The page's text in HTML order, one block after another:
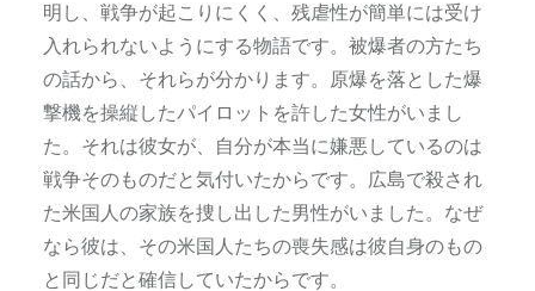
明し、戦争が起こりにくく、残虐性が簡単には受け
入れられないようにする物語です。被爆者の方たち
の話から、それらが分かります。原爆を落とした爆
撃機を操縦したパイロットを許した女性がいまし
た。それは彼女が、自分が本当に嫌悪しているのは
戦争そのものだと気付いたからです。広島で殺され
た米国人の家族を捜し出した男性がいました。なぜ
なら彼は、その米国人たちの喪失感は彼自身のもの
と同じだと確信していたからです。